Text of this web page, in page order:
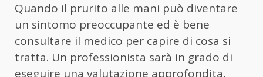
Quando il prurito alle mani può diventare
un sintomo preoccupante ed è bene
consultare il medico per capire di cosa si
tratta. Un professionista sarà in grado di
eseguire una valutazione approfondita,